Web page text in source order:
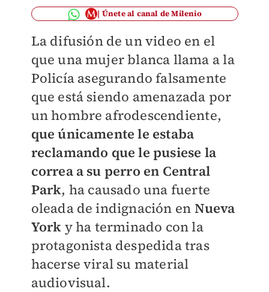
Únete al canal de Milenio
La difusión de un video en el
que una mujer blanca llama a la
Policía asegurando falsamente
que está siendo amenazada por
un hombre afrodescendiente,
que únicamente le estaba
reclamando que le pusiese la
correa a su perro en Central
Park, ha causado una fuerte
oleada de indignación en Nueva
York y ha terminado con la
protagonista despedida tras
hacerse viral su material
audiovisual.